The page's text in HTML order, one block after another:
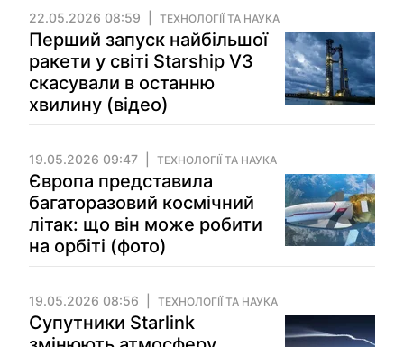
22.05.2026 08:59 ТЕХНОЛОГІЇ ТА НАУКА
Перший запуск найбільшої
ракети у світі Starship V3
скасували в останню
хвилину (відео)
19.05.2026 09:47 ТЕХНОЛОГІЇ ТА НАУКА
Європа представила
багаторазовий космічний
літак: що він може робити
на орбіті (фото)
19.05.2026 08:56 ТЕХНОЛОГІЇ ТА НАУКА
Супутники Starlink